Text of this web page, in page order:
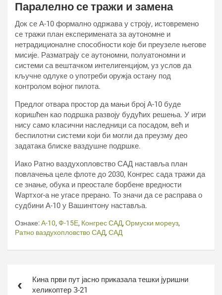
Паралелно се тражи и замена
Док се А-10 формално одржава у строју, истовремено
се тражи план експеримената за аутономне и
нетрадиционалне способности које би преузеле његове
мисије. Разматрају се аутономни, полуатономни и
системи са вештачком интелигенцијом, уз услов да
кључне одлуке о употреби оружја остану под
контролом војног пилота.
Предлог отвара простор да мањи број А-10 буде
коришћен као подршка развоју будућих решења. У игри
нису само класични наследници са посадом, већ и
беспилотни системи који би могли да преузму део
задатака блиске ваздушне подршке.
Иако Ратно ваздухопловство САД наставља план
повлачења целе флоте до 2030, Конгрес сада тражи да
се знање, обука и преостале борбене вредности
Wартхог-а не угасе прерано. То значи да се расправа о
судбини А-10 у Вашингтону наставља.
Ознаке:А-10, Ф-15Е, Конгрес САД, Ормуски мореуз,
Ратно ваздухопловство САД, САД
чланкаКина први пут јасно приказала тешки јуришни
хеликоптер З-21